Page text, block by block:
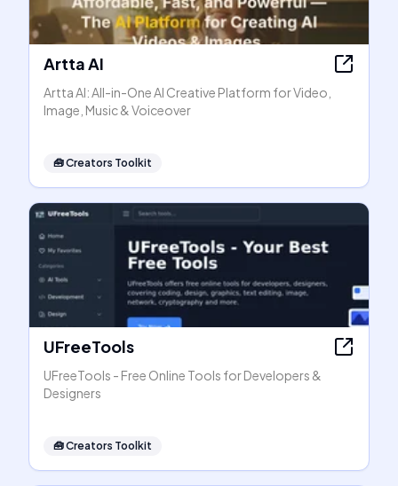
Artta AI
Artta AI: All-in-One AI Creative Platform for Video,
Image, Music & Voiceover
🧰Creators Toolkit
UFreeTools
UFreeTools - Free Online Tools for Developers &
Designers
🧰Creators Toolkit